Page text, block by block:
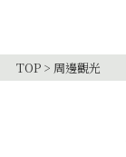
TOP > 周邊觀光